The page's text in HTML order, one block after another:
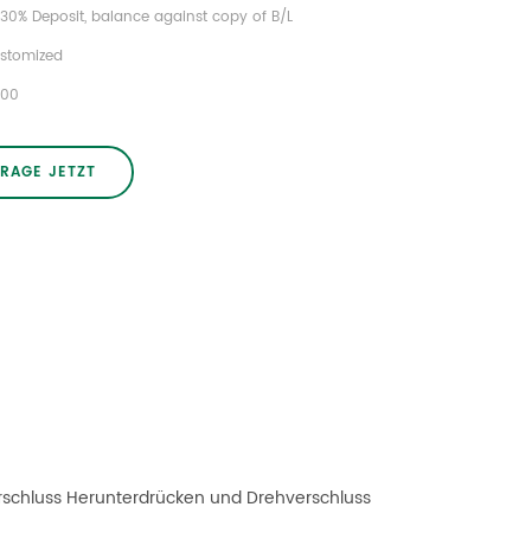
30% Deposit, balance against copy of B/L
JETZT
Herunterdrücken und Drehverschluss